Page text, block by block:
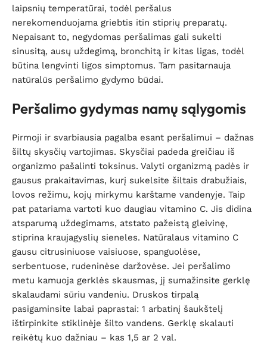
laipsnių temperatūrai, todėl peršalus
nerekomenduojama griebtis itin stiprių preparatų.
Nepaisant to, negydomas peršalimas gali sukelti
sinusitą, ausų uždegimą, bronchitą ir kitas ligas, todėl
būtina lengvinti ligos simptomus. Tam pasitarnauja
natūralūs peršalimo gydymo būdai.
Peršalimo gydymas namų sąlygomis
Pirmoji ir svarbiausia pagalba esant peršalimui – dažnas
šiltų skysčių vartojimas. Skysčiai padeda greičiau iš
organizmo pašalinti toksinus. Valyti organizmą padės ir
gausus prakaitavimas, kurį sukelsite šiltais drabužiais,
lovos režimu, kojų mirkymu karštame vandenyje. Taip
pat patariama vartoti kuo daugiau vitamino C. Jis didina
atsparumą uždegimams, atstato pažeistą gleivinę,
stiprina kraujagyslių sieneles. Natūralaus vitamino C
gausu citrusiniuose vaisiuose, spanguolėse,
serbentuose, rudeninėse daržovėse. Jei peršalimo
metu kamuoja gerklės skausmas, jį sumažinsite gerklę
skalaudami sūriu vandeniu. Druskos tirpalą
pasigaminsite labai paprastai: 1 arbatinį šaukštelį
ištirpinkite stiklinėje šilto vandens. Gerklę skalauti
reikėtų kuo dažniau – kas 1,5 ar 2 val.